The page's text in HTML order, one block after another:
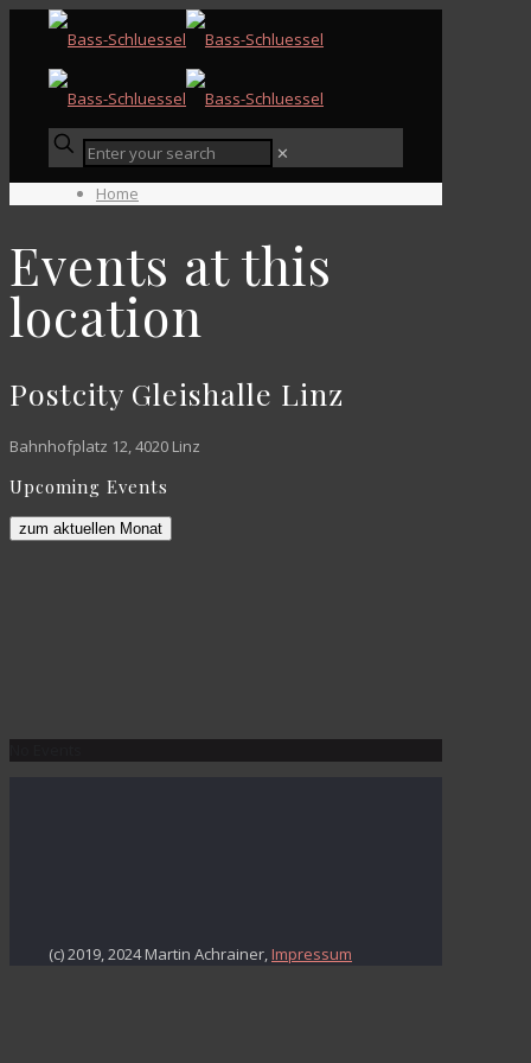
✕
Home
Events at this
location
Postcity Gleishalle Linz
Bahnhofplatz 12, 4020 Linz
Upcoming Events
zum aktuellen Monat
(c) 2019, 2024 Martin Achrainer,Impressum